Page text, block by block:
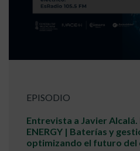
EPISODIO
Entrevista a Javier Alcalá.
ENERGY | Baterías y
optimizando el futuro del